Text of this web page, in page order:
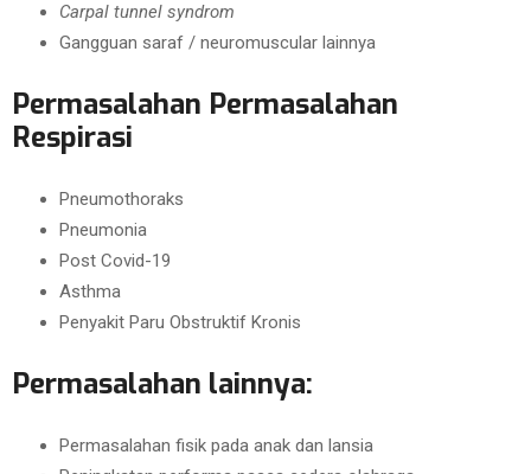
Carpal tunnel syndrom
Gangguan saraf / neuromuscular lainnya
Permasalahan Permasalahan
Respirasi
Pneumothoraks
Pneumonia
Post Covid-19
Asthma
Penyakit Paru Obstruktif Kronis
Permasalahan lainnya:
Permasalahan fisik pada anak dan lansia